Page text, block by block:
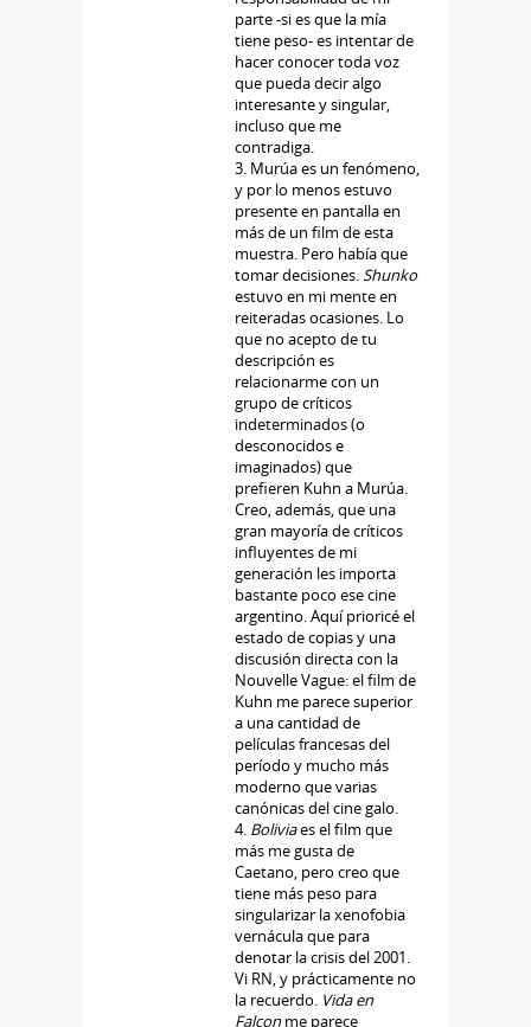
parte -si es que la mía
tiene peso- es intentar de
hacer conocer toda voz
que pueda decir algo
interesante y singular,
incluso que me
contradiga.
3. Murúa es un fenómeno,
y por lo menos estuvo
presente en pantalla en
más de un film de esta
muestra. Pero había que
tomar decisiones.Shunko
estuvo en mi mente en
reiteradas ocasiones. Lo
que no acepto de tu
descripción es
relacionarme con un
grupo de críticos
indeterminados (o
desconocidos e
imaginados) que
prefieren Kuhn a Murúa.
Creo, además, que una
gran mayoría de críticos
influyentes de mi
generación les importa
bastante poco ese cine
argentino. Aquí prioricé el
estado de copias y una
discusión directa con la
Nouvelle Vague: el film de
Kuhn me parece superior
a una cantidad de
películas francesas del
período y mucho más
moderno que varias
canónicas del cine galo.
4. Boliviaes el film que
más me gusta de
Caetano, pero creo que
tiene más peso para
singularizar la xenofobia
vernácula que para
denotar la crisis del 2001.
Vi RN, y prácticamente no
la recuerdo. Vida en
Falconme parece